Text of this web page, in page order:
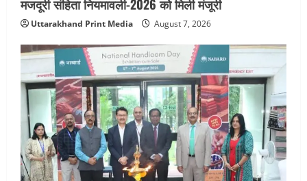
मजदूरी संहिता नियमावली-2026 को मिली मंजूरी
Uttarakhand Print Media August 7, 2026